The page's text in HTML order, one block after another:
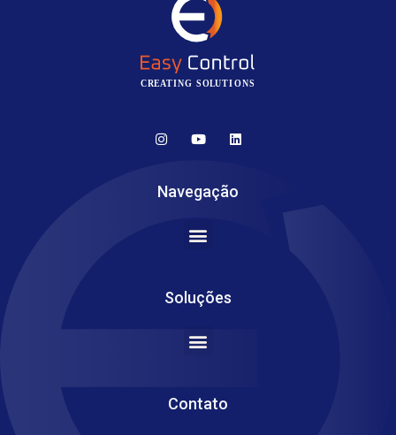
CREATING SOLUTIONS
Navegação
Soluções
Contato